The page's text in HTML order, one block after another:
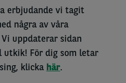
erbjudande vi tagit
några av våra
uppdaterar sidan
utkik! För dig som letar
klicka här.